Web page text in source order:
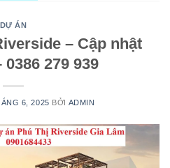
DỰ ÁN
– Cập nhật
279 939
6, 2025 BỞI ADMIN